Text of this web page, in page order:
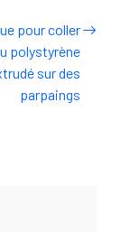
pour coller
polystyrène
sur des
parpaings